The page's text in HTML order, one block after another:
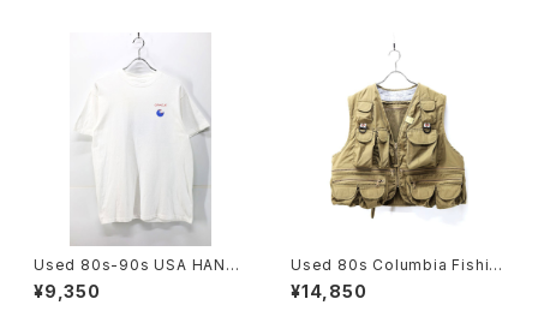
Used 80s-90s USA HANES
ORACLE Tech Graphic T-S
hirt Size L 古着
¥9,350
Used 80s Columbia Fishin
g Gimmick Pocket Vest Siz
e L 相当 古着
¥14,850